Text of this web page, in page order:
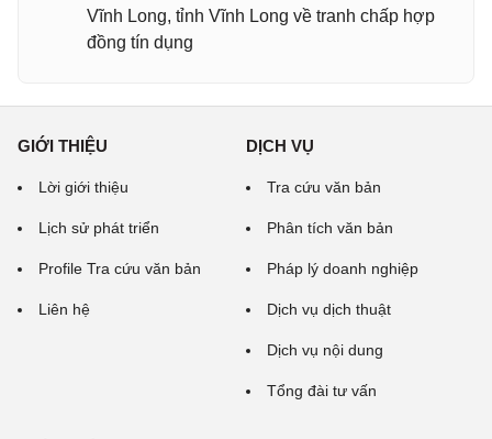
Vĩnh Long, tỉnh Vĩnh Long về tranh chấp hợp
đồng tín dụng
GIỚI THIỆU
Lời giới thiệu
Lịch sử phát triển
Profile Tra cứu văn bản
Liên hệ
DỊCH VỤ
Tra cứu văn bản
Phân tích văn bản
Pháp lý doanh nghiệp
Dịch vụ dịch thuật
Dịch vụ nội dung
Tổng đài tư vấn